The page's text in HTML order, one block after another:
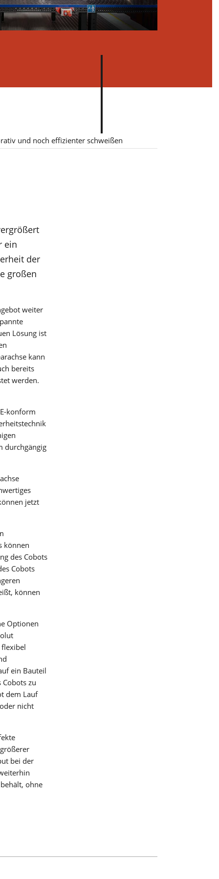
und noch effizienter schweißen
ein
der
großen
weiter
Lösung ist
kann
bereits
werden.
konform
durchgängig
jetzt
können
des Cobots
Cobots
können
Optionen
ein Bauteil
zu
dem Lauf
nicht
bei der
ohne